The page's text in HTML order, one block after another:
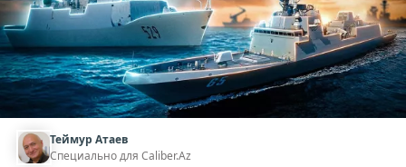
Теймур Атаев
Специально для Caliber.Az